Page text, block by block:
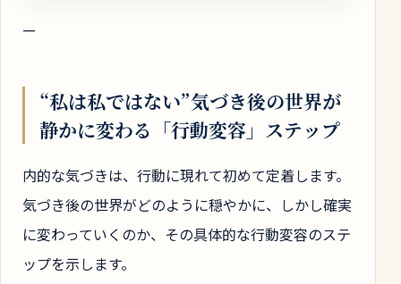
—
“私は私ではない”気づき後の世界が
静かに変わる「行動変容」ステップ
内的な気づきは、行動に現れて初めて定着します。
気づき後の世界がどのように穏やかに、しかし確実
に変わっていくのか、その具体的な行動変容のステ
ップを示します。